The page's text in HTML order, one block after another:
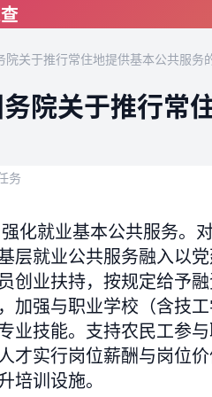
院关于推行常住地提供基本公共服务
院关于推行常
务
强化就业基本公共服务。
层就业公共服务融入以
创业扶持，按规定给予
加强与职业学校（含技
业技能。支持农民工参
才实行岗位薪酬与岗位
培训设施。